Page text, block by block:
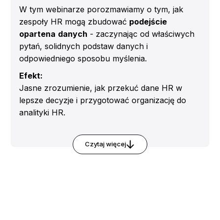
W tym webinarze porozmawiamy o tym, jak
zespoły HR mogą zbudować podejście
opartena danych - zaczynając od właściwych
pytań, solidnych podstaw danych i
odpowiedniego sposobu myślenia.
Efekt:
Jasne zrozumienie, jak przekuć dane HR w
lepsze decyzje i przygotować organizację do
analityki HR.
które dane HR naprawdę mają znaczenie dla
decyzji biznesowych
Czytaj więcej